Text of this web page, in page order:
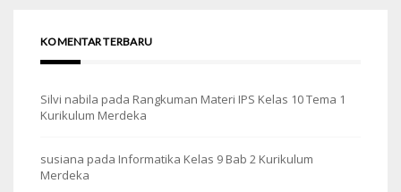
KOMENTAR TERBARU
Silvi nabila pada Rangkuman Materi IPS Kelas 10 Tema 1
Kurikulum Merdeka
susiana pada Informatika Kelas 9 Bab 2 Kurikulum
Merdeka